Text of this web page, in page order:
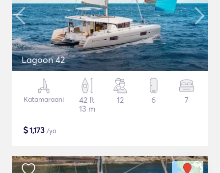
Lagoon 42
Katamaraani
42 ft
13 m
12 6 7
$1,173 /yö